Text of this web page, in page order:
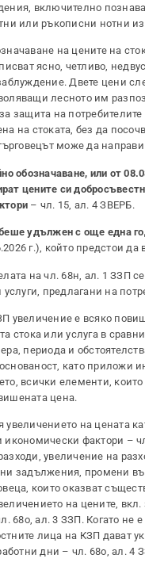
включително
или ръкописни нотни
на цените на
ясно, четливо,
Двете цени
лесното им
защита на
на стоката, без да
може да
обозначаване, или от
цените си
– чл. 15, ал. 4 ЗВЕРБ.
удължен с още една
г.), който предстои да
на чл. 68н, ал. 1 ЗЗП
услуги, предлагани на
увеличение е всяко
стока или услуга в
периода и
като приложи
всички елементи,
цена.
увеличението на цената
икономически фактори –
увеличение на
задължения, промени
които оказват
на цените,
68о, ал. 3 ЗЗП. Когато
лица на КЗП дават
дни – чл. 68о, ал. 4